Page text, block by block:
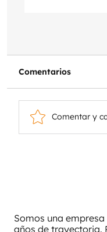
Comentarios
Comentar y
Somos una
años de trayectoria.